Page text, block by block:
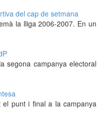
del cap de setmana
la lliga 2006-2007. En un
segona campanya electoral
punt i final a la campanya